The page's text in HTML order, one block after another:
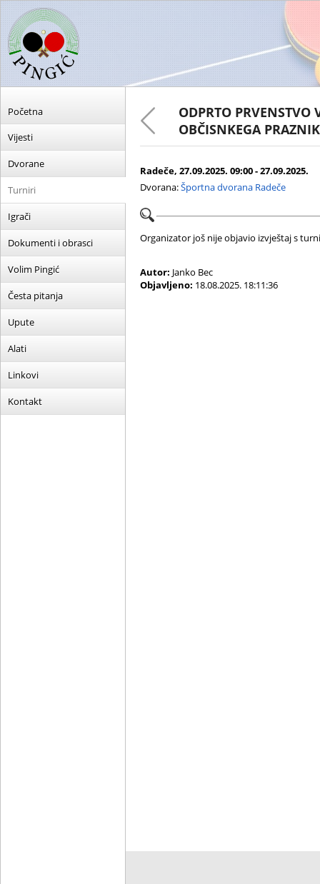
Početna
Vijesti
Dvorane
Turniri
Igrači
Dokumenti i obrasci
Volim Pingić
Česta pitanja
Upute
Alati
Linkovi
Kontakt
ODPRTO
OBČISNKEGA
Radeče, 27.09.2025. 09:00 - 27.09.2025.
Dvorana:Športna dvorana Radeče
Organizator još nije objavio izvještaj s
Autor: Janko Bec
Objavljeno: 18.08.2025. 18:11:36